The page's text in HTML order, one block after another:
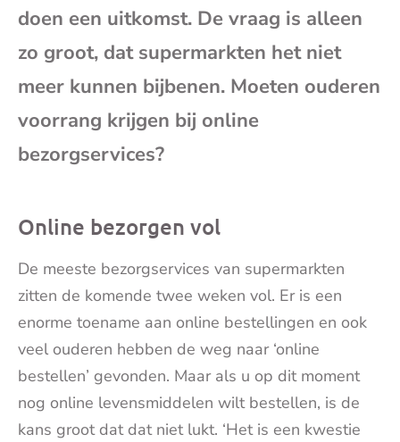
doen een uitkomst. De vraag is alleen
zo groot, dat supermarkten het niet
meer kunnen bijbenen. Moeten ouderen
voorrang krijgen bij online
bezorgservices?
Online bezorgen vol
De meeste bezorgservices van supermarkten
zitten de komende twee weken vol. Er is een
enorme toename aan online bestellingen en ook
veel ouderen hebben de weg naar ‘online
bestellen’ gevonden. Maar als u op dit moment
nog online levensmiddelen wilt bestellen, is de
kans groot dat dat niet lukt. ‘Het is een kwestie